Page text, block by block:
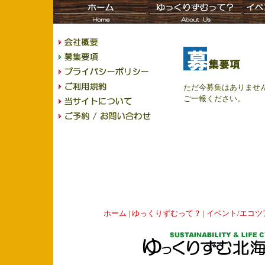
ただ今募集はありませ
ご一報ください。
ホーム | ゆっくりずむって？ | イベント/エコツ